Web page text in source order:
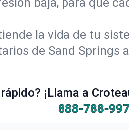
baja, para que
la vida de tu
de Sand
¡Llama a
888-788-